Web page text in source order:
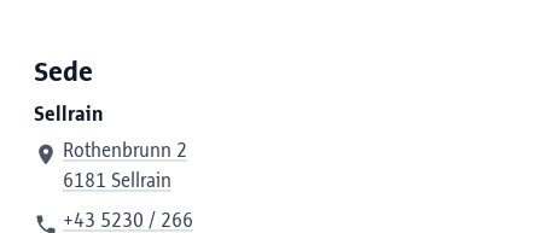
Sede
Sellrain
Rothenbrunn 2
6181 Sellrain
+43 5230 / 266